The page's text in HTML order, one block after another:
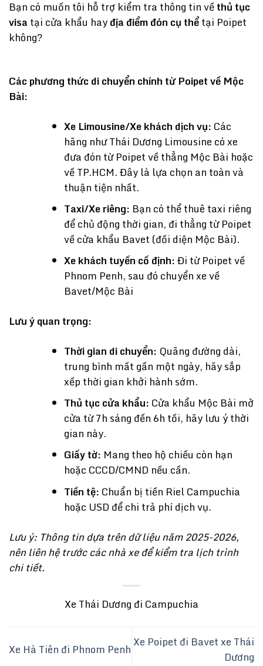
Bạn có muốn tôi hỗ trợ kiểm tra thông tin vềthủ tục
visa tại cửa khẩu hayđịa điểm đón cụ thểtại Poipet
không?
Các phương thức di chuyển chính từ Poipet về Mộc
Bài:
Xe Limousine/Xe khách dịch vụ: Các
hãng nhưThái Dương Limousine có xe
đưa đón từ Poipet về thẳng Mộc Bài hoặc
về TP.HCM. Đây là lựa chọn an toàn và
thuận tiện nhất.
Taxi/Xe riêng: Bạn có thể thuê taxi riêng
để chủ động thời gian, đi thẳng từ Poipet
về cửa khẩu Bavet (đối diện Mộc Bài).
Xe khách tuyến cố định:Đi từ Poipet về
Phnom Penh, sau đó chuyển xe về
Bavet/Mộc Bài
Lưu ý quan trọng:
Thời gian di chuyển: Quãng đường dài,
trung bình mất gần một ngày, hãy sắp
xếp thời gian khởi hành sớm.
Thủ tục cửa khẩu: Cửa khẩu Mộc Bài mở
cửa từ 7h sáng đến 6h tối, hãy lưu ý thời
gian này.
Giấy tờ: Mang theo hộ chiếu còn hạn
hoặc CCCD/CMND nếu cần.
Tiền tệ: Chuẩn bị tiền Riel Campuchia
hoặc USD để chi trả phí dịch vụ.
Lưu ý: Thông tin dựa trên dữ liệu năm 2025-2026,
nên liên hệ trước các nhà xe để kiểm tra lịch trình
chi tiết.
Xe Thái Dương đi Campuchia
Xe Hà Tiên đi Phnom Penh Xe Poipet đi Bavet xe Thái
Dương